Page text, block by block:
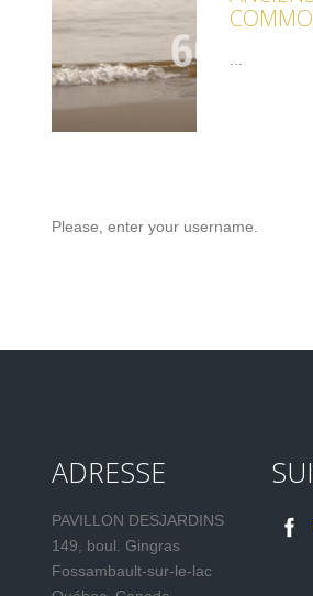
Please, enter your username.
ADRESSE
PAVILLON DESJARDINS
149, boul. Gingras
Fossambault-sur-le-lac